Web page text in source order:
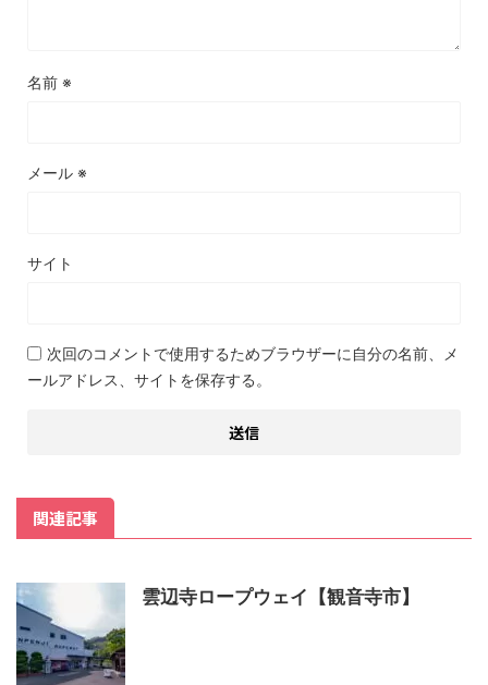
名前 ※
メール ※
サイト
次回のコメントで使用するためブラウザーに自分の名前、メ
ールアドレス、サイトを保存する。
関連記事
雲辺寺ロープウェイ【観音寺市】